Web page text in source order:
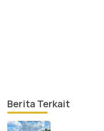
Berita Terkait